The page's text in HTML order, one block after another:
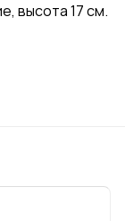
высота 17 см.